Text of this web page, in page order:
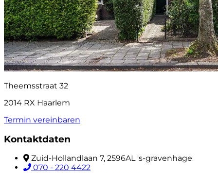
Theemsstraat 32
2014 RX Haarlem
Termin vereinbaren
Kontaktdaten
Zuid-Hollandlaan 7, 2596AL 's-gravenhage
070 - 220 4422